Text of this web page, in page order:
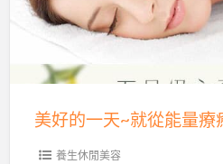
養生休閒美容